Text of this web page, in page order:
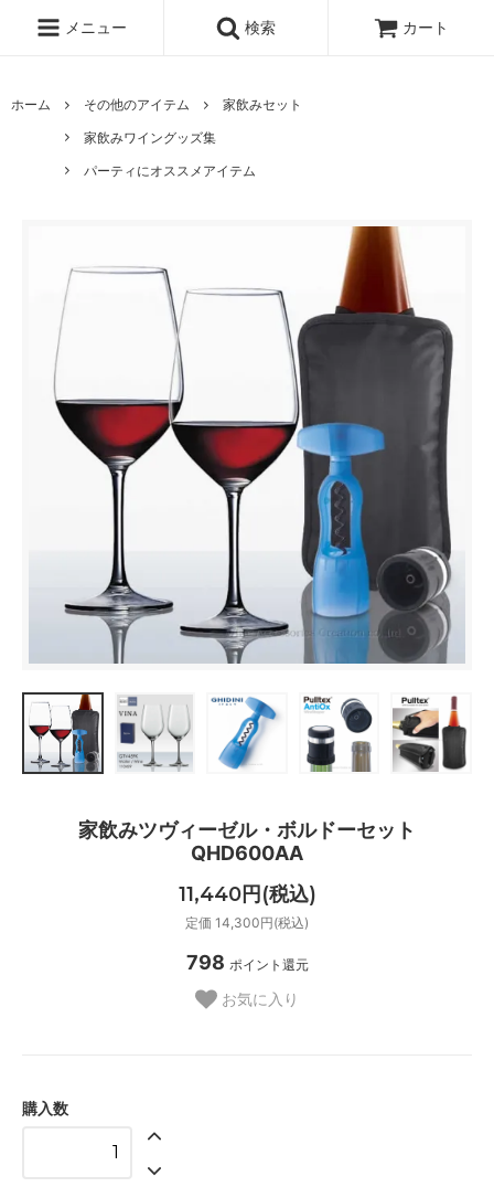
メニュー 検索 カート
ホーム その他のアイテム
家飲みセット
家飲みワイングッズ集
パーティにオススメアイテム
家飲みツヴィーゼル・ボルドーセット
QHD600AA
11,440円(税込)
定価 14,300円(税込)
798 ポイント還元
お気に入り
購入数